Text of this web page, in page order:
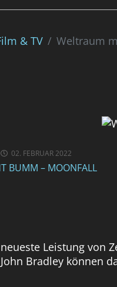
& TV Weltraum
02. FEBRUAR 2022
BUMM – MOONFALL
Leistung von
Bradley können